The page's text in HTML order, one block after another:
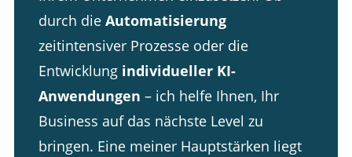
durch die Automatisierung
zeitintensiver Prozesse oder die
Entwicklung individueller KI-
Anwendungen – ich helfe Ihnen, Ihr
Business auf das nächste Level zu
bringen. Eine meiner Hauptstärken liegt